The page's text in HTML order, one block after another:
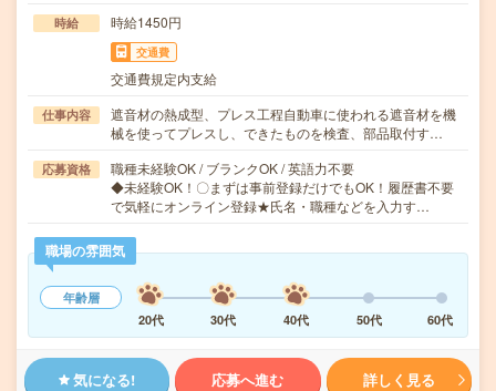
時給 時給1450円
交通費
交通費規定内支給
仕事内容
遮音材の熱成型、プレス工程自動車に使われる遮音材を機
械を使ってプレスし、できたものを検査、部品取付す…
応募資格
職種未経験OK / ブランクOK / 英語力不要
◆未経験OK！〇まずは事前登録だけでもOK！履歴書不要
で気軽にオンライン登録★氏名・職種などを入力す…
職場の雰囲気
年齢層
20代
30代 40代 50代 60代
気になる! 応募へ進む 詳しく見る